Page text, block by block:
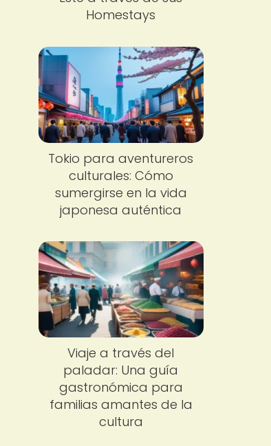
Homestays
Tokio para aventureros
culturales: Cómo
sumergirse en la vida
japonesa auténtica
Viaje a través del
paladar: Una guía
gastronómica para
familias amantes de la
cultura